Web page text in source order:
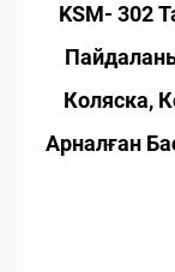
KSM- 302
Коляска,
Арналған